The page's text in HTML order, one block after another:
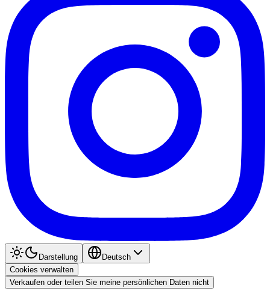
Darstellung
Deutsch
Cookies verwalten
Verkaufen oder teilen Sie meine persönlichen Daten nicht